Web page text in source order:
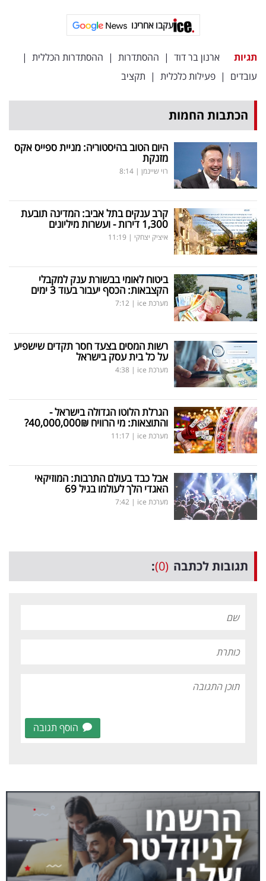
עקבו אחרינו
תגיות ארנון בר דוד | ההסתדרות | ההסתדרות הכללית |
עובדים | פעילות כלכלית | תקציב
הכתבות החמות
היום הטוב בהיסטוריה: מניית ספייס אקס
מזנקת
רוי שיינמן |
8:14
קרב ענקים בתל אביב: המדינה תובעת
1,300 דירות - ועשרות מיליונים
איציק יצחקי |
11:19
ביטוח לאומי בבשורת ענק למקבלי
הקצבאות: הכסף יעבור בעוד 3 ימים
מערכת ice |
7:12
רשות המסים בצעד חסר תקדים שישפיע
על כל בית עסק בישראל
מערכת ice |
4:38
הגרלת הלוטו הגדולה בישראל -
והתוצאות: מי הרוויח 40,000,000₪?
מערכת ice |
11:17
אבל כבד בעולם התרבות: המוזיקאי
האגדי הלך לעולמו בגיל 69
מערכת ice |
7:42
תגובות לכתבה (0)
:
הוסף תגובה